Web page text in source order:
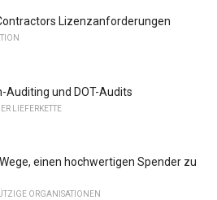
Lizenzanforderungen
Auditing und DOT-Audits
LIEFERKETTE
einen hochwertigen Spender zu
ORGANISATIONEN